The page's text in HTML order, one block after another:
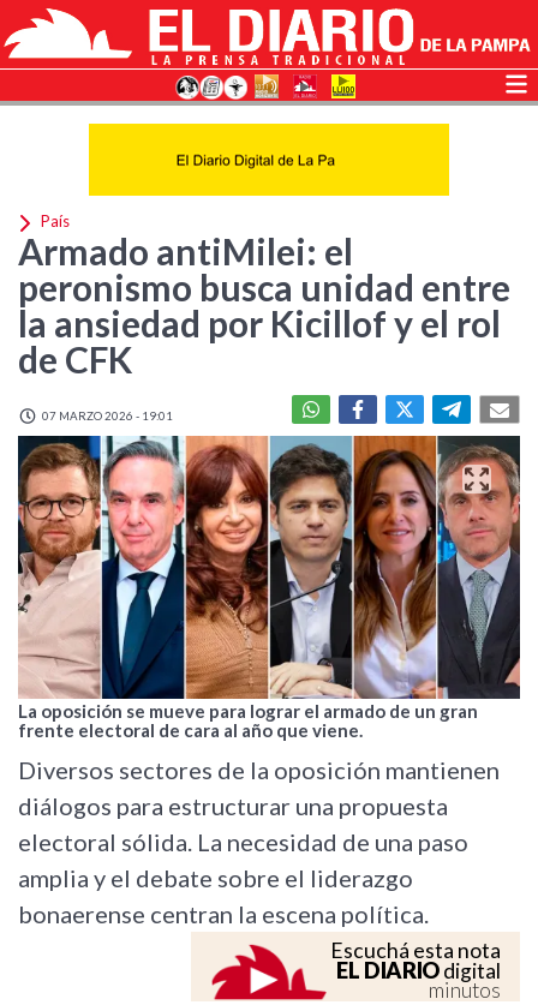
País
Armado antiMilei: el
peronismo busca unidad entre
la ansiedad por Kicillof y el rol
de CFK
07 MARZO 2026 - 19:01
La oposición se mueve para lograr el armado de un gran
frente electoral de cara al año que viene.
Diversos sectores de la oposición mantienen
diálogos para estructurar una propuesta
electoral sólida. La necesidad de una paso
amplia y el debate sobre el liderazgo
bonaerense centran la escena política.
Escuchá esta nota
EL DIARIOdigital
minutos